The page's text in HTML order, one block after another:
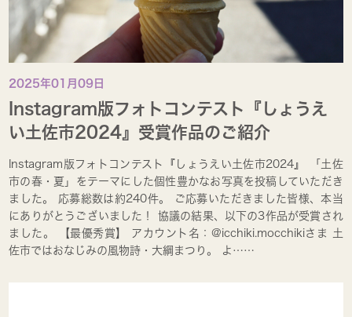
2025年01月09日
Instagram版フォトコンテスト『しょうえ
い土佐市2024』受賞作品のご紹介
Instagram版フォトコンテスト『しょうえい土佐市2024』 「土佐
市の春・夏」をテーマにした個性豊かなお写真を投稿していただき
ました。 応募総数は約240件。 ご応募いただきました皆様、本当
にありがとうございました！ 協議の結果、以下の3作品が受賞され
ました。 【最優秀賞】 アカウント名：@icchiki.mocchikiさま 土
佐市ではおなじみの風物詩・大綱まつり。 よ……